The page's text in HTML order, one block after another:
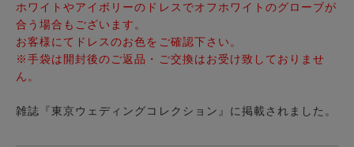
ホワイトやアイボリーのドレスでオフホワイトのグローブが
合う場合もございます。
お客様にてドレスのお色をご確認下さい。
※手袋は開封後のご返品・ご交換はお受け致しておりませ
ん。
雑誌『東京ウェディングコレクション』に掲載されました。